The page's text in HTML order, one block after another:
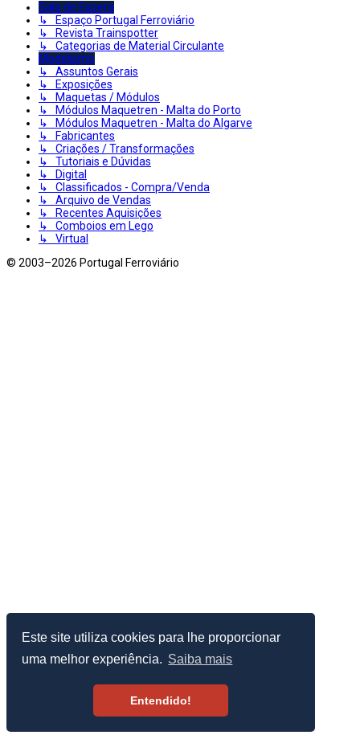
Este site utiliza cookies para lhe proporcionar
uma melhor experiência. Saiba mais
Entendido!
Sala de Espera
↳ Espaço Portugal Ferroviário
↳ Revista Trainspotter
↳ Categorias de Material Circulante
Modelismo
↳ Assuntos Gerais
↳ Exposições
↳ Maquetas / Módulos
↳ Módulos Maquetren - Malta do Porto
↳ Módulos Maquetren - Malta do Algarve
↳ Fabricantes
↳ Criações / Transformações
↳ Tutoriais e Dúvidas
↳ Digital
↳ Classificados - Compra/Venda
↳ Arquivo de Vendas
↳ Recentes Aquisições
↳ Comboios em Lego
↳ Virtual
© 2003–2026 Portugal Ferroviário